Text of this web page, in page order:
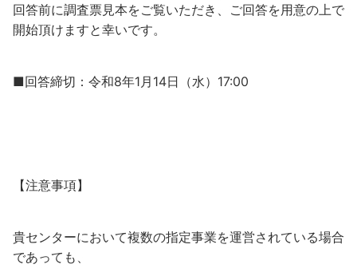
回答前に調査票見本をご覧いただき、ご回答を用意の上で
開始頂けますと幸いです。
■回答締切：令和8年1月14日（水）17:00
【注意事項】
貴センターにおいて複数の指定事業を運営されている場合
であっても、